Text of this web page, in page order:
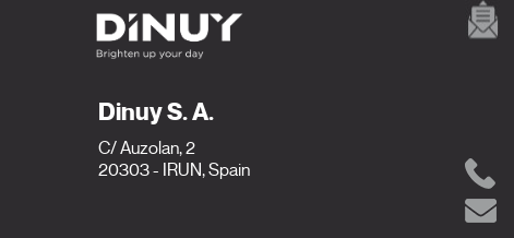
Dinuy S. A.
C/ Auzolan, 2
20303 - IRUN, Spain